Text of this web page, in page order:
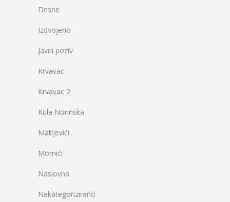
Desne
Izdvojeno
Javni poziv
Krvavac
Krvavac 2
Kula Norinska
Matijevići
Momići
Naslovna
Nekategorizirano